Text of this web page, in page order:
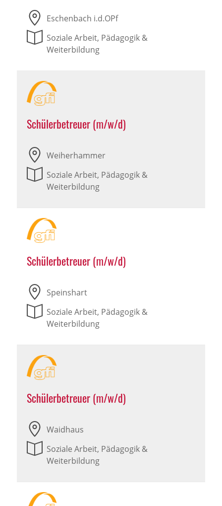
Eschenbach i.d.OPf
Soziale Arbeit, Pädagogik &
Weiterbildung
Schülerbetreuer (m/w/d)
Weiherhammer
Soziale Arbeit, Pädagogik &
Weiterbildung
Schülerbetreuer (m/w/d)
Speinshart
Soziale Arbeit, Pädagogik &
Weiterbildung
Schülerbetreuer (m/w/d)
Waidhaus
Soziale Arbeit, Pädagogik &
Weiterbildung